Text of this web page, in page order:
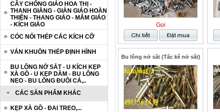
CÂY CHỐNG GIÁO HOA THỊ -
THANH GIẰNG - GIÀN GIÁO HOÀN
THIỆN - THANG GIÁO - MÂM GIÁO
- KÍCH GIÁO
CÓC NỐI THÉP CÁC KÍCH CỠ
VÁN KHUÔN THÉP ĐỊNH HÌNH
BU LÔNG NỞ SẮT - U KÍCH KẸP
XÀ GỒ - U KẸP DẦM - BU LÔNG
NEO - BU LÔNG ĐUÔI CÁ,..
CÁC SẢN PHẨM KHÁC
KẸP XÀ GỒ - ĐAI TREO,...
Gọi
Bu lông nở sắt (Tắc kê nở sắt)